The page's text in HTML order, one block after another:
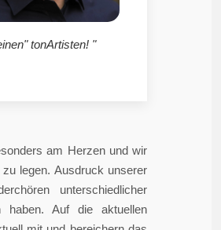
tonArtisten! "
am Herzen und wir
legen. Ausdruck unserer
unterschiedlicher
haben. Auf die aktuellen